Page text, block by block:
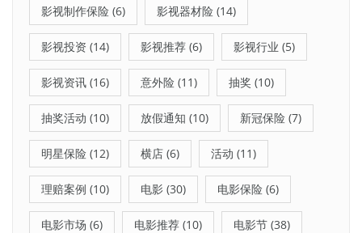
影视制作保险 (6) 影视器材险 (14)
影视投资 (14) 影视推荐 (6) 影视行业 (5)
影视资讯 (16) 意外险 (11) 抽奖 (10)
抽奖活动 (10) 放假通知 (10) 新冠保险 (7)
明星保险 (12) 横店 (6) 活动 (11)
理赔案例 (10) 电影 (30) 电影保险 (6)
电影市场 (6) 电影推荐 (10) 电影节 (38)